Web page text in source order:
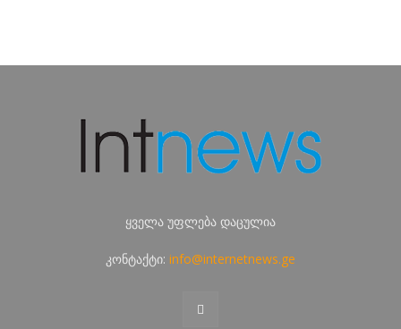
ყველა უფლება დაცულია
კონტაქტი: info@internetnews.ge